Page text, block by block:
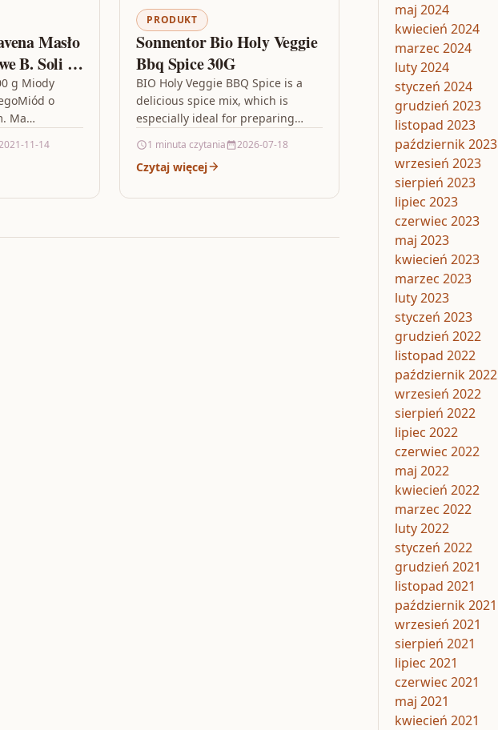
Masło
B. Soli I
g Miody
o
Ma
11-14
PRODUKT
Sonnentor Bio Holy Veggie
Bbq Spice 30G
BIO Holy Veggie BBQ Spice is a
delicious spice mix, which is
especially ideal for preparing
also suitable for…
1 minuta czytania 2026-07-18
Czytaj więcej
maj 2024
kwiecień 2024
marzec 2024
luty 2024
styczeń 2024
grudzień 2023
listopad 2023
październik 2023
wrzesień 2023
sierpień 2023
lipiec 2023
czerwiec 2023
maj 2023
kwiecień 2023
marzec 2023
luty 2023
styczeń 2023
grudzień 2022
listopad 2022
październik 2022
wrzesień 2022
sierpień 2022
lipiec 2022
czerwiec 2022
maj 2022
kwiecień 2022
marzec 2022
luty 2022
styczeń 2022
grudzień 2021
listopad 2021
październik 2021
wrzesień 2021
sierpień 2021
lipiec 2021
czerwiec 2021
maj 2021
kwiecień 2021